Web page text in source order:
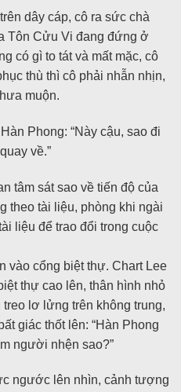
dây cáp, cô ra sức chà
Tôn Cửu Vi đang đứng ở
có gì to tát và mất mặc, cô
thù thì cô phải nhẫn nhịn,
muộn.
Phong: “Này cậu, sao đi
về.”
tâm sát sao về tiến độ của
theo tài liệu, phòng khi ngài
liệu để trao đổi trong cuộc
vào cổng biệt thự. Chart Lee
thự cao lên, thân hình nhỏ
lơ lửng trên không trung,
giác thốt lên: “Hàn Phong
người nhện sao?”
ngước lên nhìn, cảnh tượng